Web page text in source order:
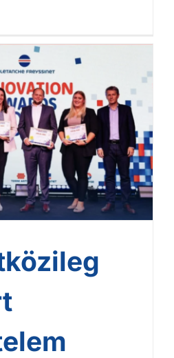
elismert
kisebb
projekteken is
díjat kapott a
SMART